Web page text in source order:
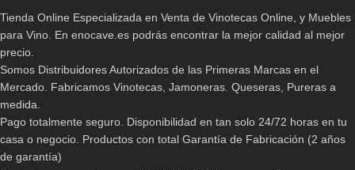
Tienda Online Especializada en Venta de Vinotecas Online, y Muebles
para Vino. En enocave.es podrás encontrar la mejor calidad al mejor
precio.
Somos Distribuidores Autorizados de las Primeras Marcas en el
Mercado. Fabricamos Vinotecas, Jamoneras. Queseras, Pureras a
medida.
Pago totalmente seguro. Disponibilidad en tan solo 24/72 horas en tu
casa o negocio. Productos con total Garantía de Fabricación (2 años
de garantía)